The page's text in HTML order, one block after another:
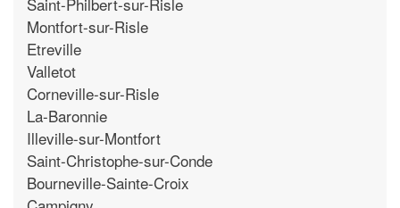
Montfort-sur-Risle
Etreville
Valletot
Corneville-sur-Risle
La-Baronnie
Illeville-sur-Montfort
Saint-Christophe-sur-Conde
Bourneville-Sainte-Croix